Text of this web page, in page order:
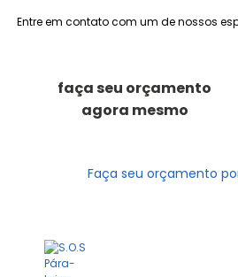
Entre em contato com um de nossos
faça seu orçamento
agora mesmo
Faça seu orçamento